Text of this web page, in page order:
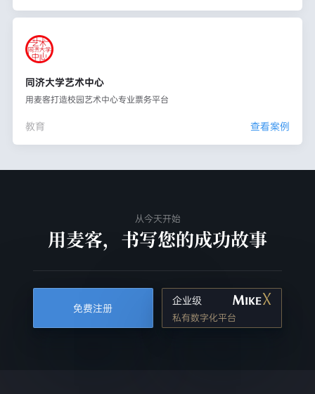
同济大学艺术中心
用麦客打造校园艺术中心专业票务平台
教育 查看案例
从今天开始
用麦客，书写您的成功故事
免费注册
企业级
私有数字化平台